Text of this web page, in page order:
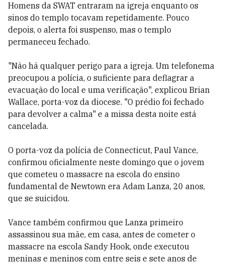
Homens da SWAT entraram na igreja enquanto os
sinos do templo tocavam repetidamente. Pouco
depois, o alerta foi suspenso, mas o templo
permaneceu fechado.
"Não há qualquer perigo para a igreja. Um telefonema
preocupou a polícia, o suficiente para deflagrar a
evacuação do local e uma verificação", explicou Brian
Wallace, porta-voz da diocese. "O prédio foi fechado
para devolver a calma" e a missa desta noite está
cancelada.
O porta-voz da polícia de Connecticut, Paul Vance,
confirmou oficialmente neste domingo que o jovem
que cometeu o massacre na escola do ensino
fundamental de Newtown era Adam Lanza, 20 anos,
que se suicidou.
Vance também confirmou que Lanza primeiro
assassinou sua mãe, em casa, antes de cometer o
massacre na escola Sandy Hook, onde executou
meninas e meninos com entre seis e sete anos de